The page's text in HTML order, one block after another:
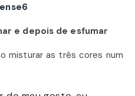
e depois de esfumar
misturar as três cores num